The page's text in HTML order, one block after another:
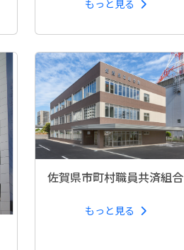
もっと見る
佐賀県市町村職員共済組合
もっと見る